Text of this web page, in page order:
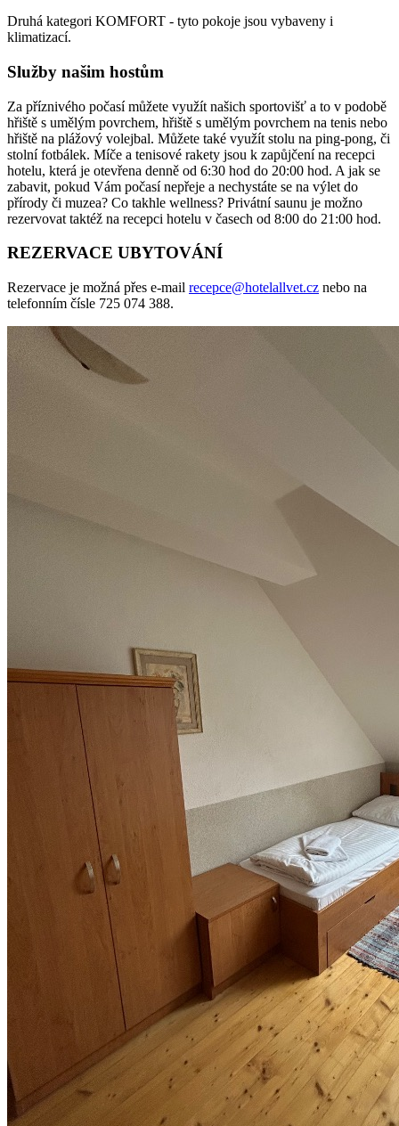
Druhá kategori KOMFORT - tyto pokoje jsou vybaveny i
klimatizací.
Služby našim hostům
Za příznivého počasí můžete využít našich sportovišť a to v podobě
hřiště s umělým povrchem, hřiště s umělým povrchem na tenis nebo
hřiště na plážový volejbal. Můžete také využít stolu na ping-pong, či
stolní fotbálek. Míče a tenisové rakety jsou k zapůjčení na recepci
hotelu, která je otevřena denně od 6:30 hod do 20:00 hod. A jak se
zabavit, pokud Vám počasí nepřeje a nechystáte se na výlet do
přírody či muzea? Co takhle wellness? Privátní saunu je možno
rezervovat taktéž na recepci hotelu v časech od 8:00 do 21:00 hod.
REZERVACE UBYTOVÁNÍ
Rezervace je možná přes e-mail recepce@hotelallvet.cz nebo na
telefonním čísle 725 074 388.